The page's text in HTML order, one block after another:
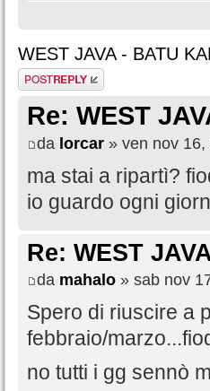
WEST JAVA - BATU
Rispondi al
messaggio
Re: WEST
da lorcar » ven nov
ma stai a ripartì?
io guardo ogni
Re: WEST
da mahalo » sab nov
Spero di riuscire a
febbraio/
no tutti i gg sennò